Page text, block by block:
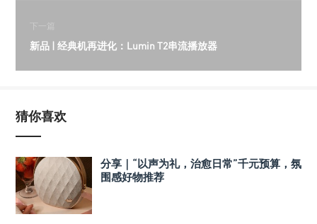
下一篇
新品 | 经典机再进化：Lumin T2串流播放器
猜你喜欢
分享｜“以声为礼，治愈日常”千元预算，氛
围感好物推荐